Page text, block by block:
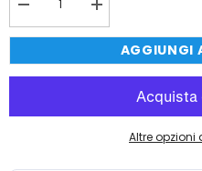
Diminuisci
quantità
per
accessori
bagno
Aumenta
quantità
per
accessori
bagno
AGGIUNGI
Altre